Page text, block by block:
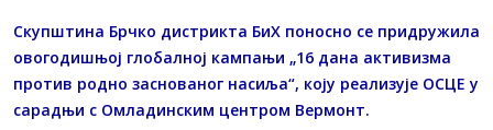
Скупштина Брчко дистрикта БиХ поносно се придружила
овогодишњој глобалној кампањи „16 дана активизма
против родно заснованог насиља“, коју реализује ОСЦЕ у
сарадњи с Омладинским центром Вермонт.